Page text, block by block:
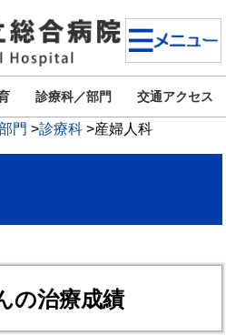
診療科／部門 交通アクセス
門 >診療科 >産婦人科
の治療成績